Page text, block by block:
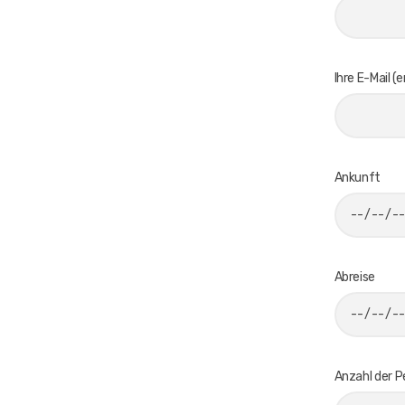
Ihre E-Mail
Ankunft
Abreise
Anzahl der